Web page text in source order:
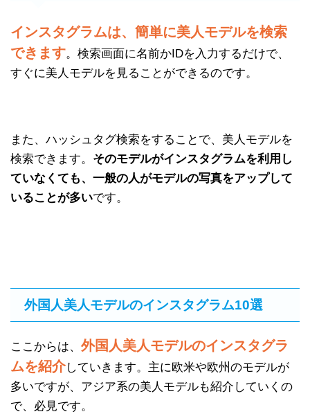
インスタグラムは、簡単に美人モデルを検索
できます。検索画面に名前かIDを入力するだけで、
すぐに美人モデルを見ることができるのです。
また、ハッシュタグ検索をすることで、美人モデルを
検索できます。 そのモデルがインスタグラムを利用し
ていなくても、一般の人がモデルの写真をアップして
いることが多いです。
外国人美人モデルのインスタグラム10選
ここからは、 外国人美人モデルのインスタグラ
ムを紹介していきます。主に欧米や欧州のモデルが
多いですが、アジア系の美人モデルも紹介していくの
で、必見です。